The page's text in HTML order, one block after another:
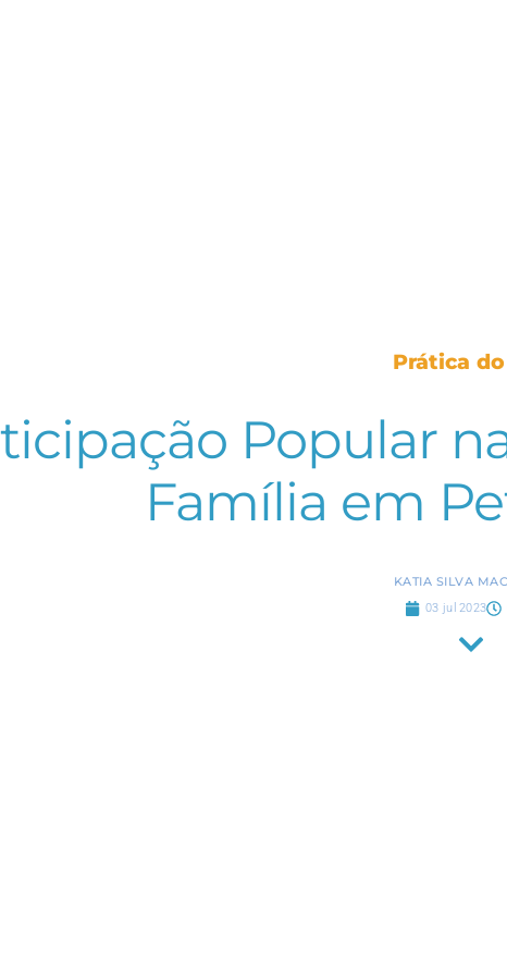
Prática
Popular
Família em
KATIA SILVA
03 jul 2023